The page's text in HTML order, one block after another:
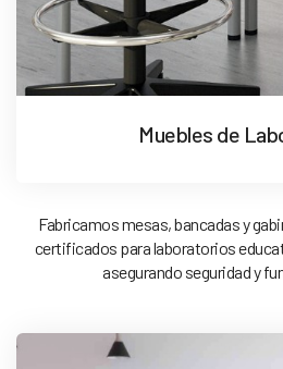
Muebles de
Fabricamos mesas, bancadas y
certificados para laboratorios
asegurando seguridad y